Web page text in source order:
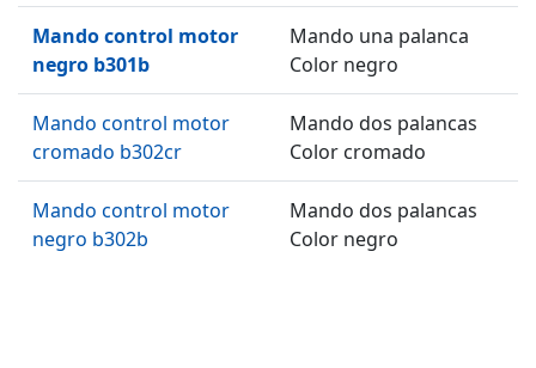
Mando control motor
negro b301b
Mando una palanca
Color negro
Mando control motor
cromado b302cr
Mando dos palancas
Color cromado
Mando control motor
negro b302b
Mando dos palancas
Color negro